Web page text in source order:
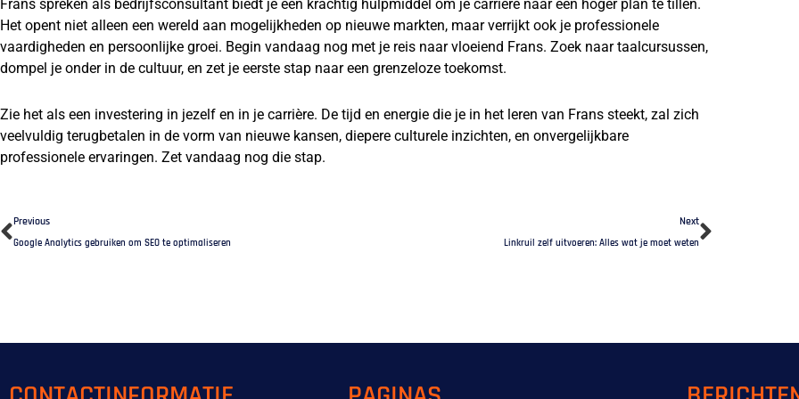
Frans spreken als bedrijfsconsultant biedt je een krachtig hulpmiddel om je carrière naar een hoger plan te tillen.
Het opent niet alleen een wereld aan mogelijkheden op nieuwe markten, maar verrijkt ook je professionele
vaardigheden en persoonlijke groei. Begin vandaag nog met je reis naar vloeiend Frans. Zoek naar taalcursussen,
dompel je onder in de cultuur, en zet je eerste stap naar een grenzeloze toekomst.
Zie het als een investering in jezelf en in je carrière. De tijd en energie die je in het leren van Frans steekt, zal zich
veelvuldig terugbetalen in de vorm van nieuwe kansen, diepere culturele inzichten, en onvergelijkbare
professionele ervaringen. Zet vandaag nog die stap.
Prev
Previous
Google Analytics gebruiken om SEO te optimaliseren
Next
Linkruil zelf uitvoeren: Alles wat je moet weten
Next